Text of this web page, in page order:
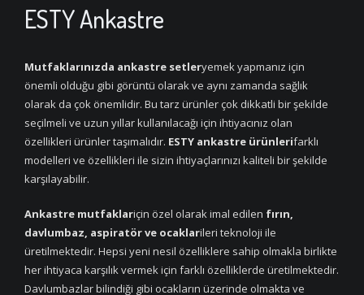
ESTY Ankastre
Mutfaklarınızda ankastre setleryemek yapmanız için
önemli olduğu gibi görüntü olarak ve aynı zamanda sağlık
olarak da çok önemlidir. Bu tarz ürünler çok dikkatli bir şekilde
seçilmeli ve uzun yıllar kullanılacağı için ihtiyacınız olan
özellikleri ürünler taşımalıdır. ESTY ankastre ürünlerifarklı
modelleri ve özellikleri ile sizin ihtiyaçlarınızı kaliteli bir şekilde
karşılayabilir.
Ankastre mutfaklariçin özel olarak imal edilen fırın,
davlumbaz, aspiratör ve ocaklarileri teknoloji ile
üretilmektedir. Hepsi yeni nesil özelliklere sahip olmakla birlikte
her ihtiyaca karşılık vermek için farklı özelliklerde üretilmektedir.
Davlumbazlar bilindiği gibi ocakların üzerinde olmakta ve